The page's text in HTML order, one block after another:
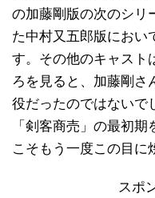
の加藤剛版の次のシリ
た中村又五郎版におい
す。その他のキャスト
ろを見ると、加藤剛さ
役だったのではないで
「剣客商売」の最初
こそもう一度この目に
スポ